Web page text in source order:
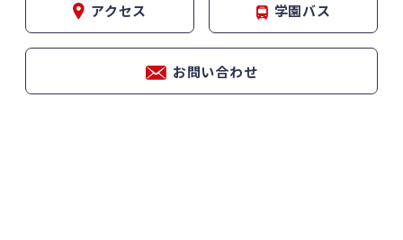
アクセス 学園バス
お問い合わせ